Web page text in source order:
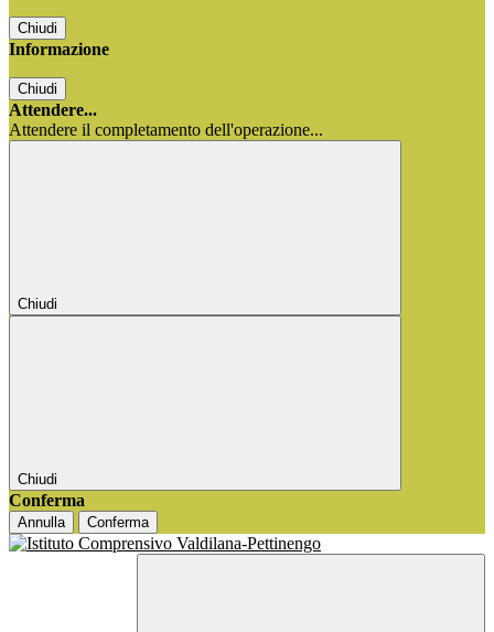
Chiudi
Informazione
Chiudi
Attendere...
Attendere il completamento dell'operazione...
Chiudi
Chiudi
Conferma
Annulla Conferma